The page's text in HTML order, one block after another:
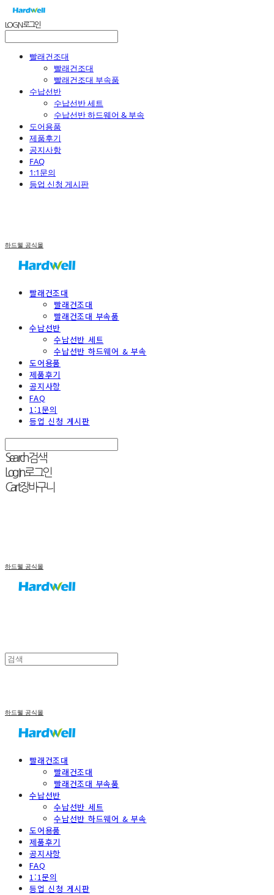
LOG IN로그인
빨래건조대
빨래건조대
빨래건조대 부속품
수납선반
수납선반 세트
수납선반 하드웨어 & 부속
도어용품
제품후기
공지사항
FAQ
1:1문의
등업 신청 게시판
하드웰 공식몰
빨래건조대
빨래건조대
빨래건조대 부속품
수납선반
수납선반 세트
수납선반 하드웨어 & 부속
도어용품
제품후기
공지사항
FAQ
1:1문의
등업 신청 게시판
Search검색
Log In로그인
Cart장바구니
하드웰 공식몰
하드웰 공식몰
빨래건조대
빨래건조대
빨래건조대 부속품
수납선반
수납선반 세트
수납선반 하드웨어 & 부속
도어용품
제품후기
공지사항
FAQ
1:1문의
등업 신청 게시판